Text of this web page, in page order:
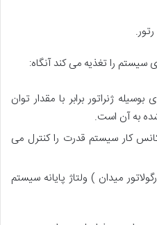
سیستم را تغذیه می کند آنگاه:
ژنراتور برابر با مقدار توان
به آن است.
کار سیستم قدرت را کنترل می
میدان ) ولتاژ پایانه سیستم